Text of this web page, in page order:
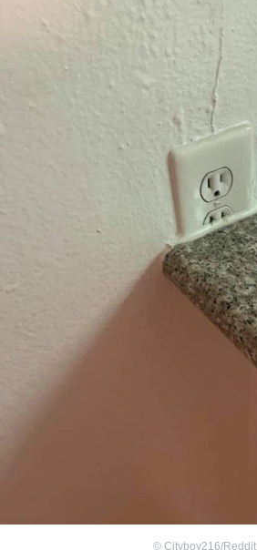
© Cityboy216/Reddit